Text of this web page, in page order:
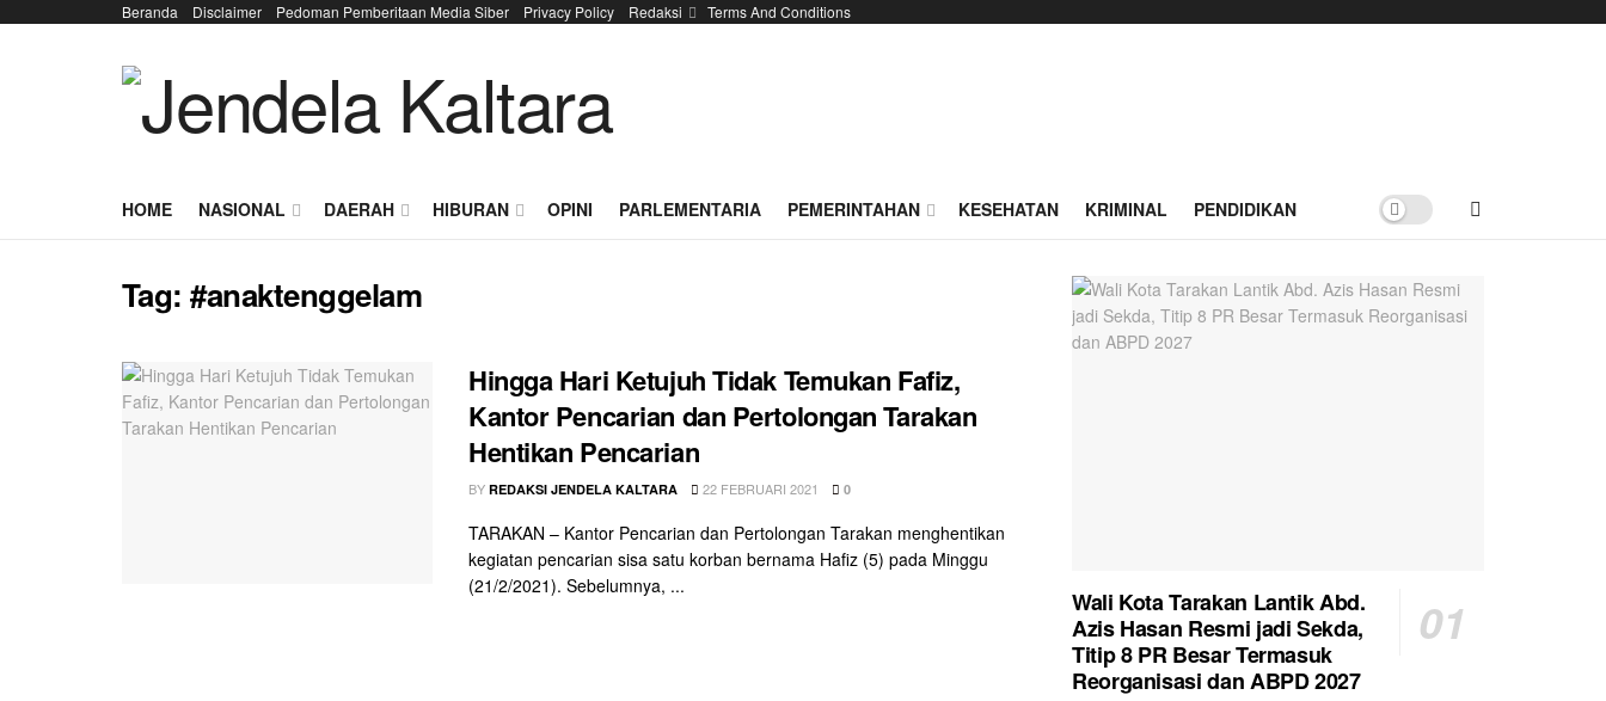
Beranda Disclaimer Pedoman Pemberitaan Media Siber Privacy Policy Redaksi Terms And Conditions
HOME NASIONAL DAERAH HIBURAN OPINI PARLEMENTARIA PEMERINTAHAN KESEHATAN KRIMINAL PENDIDIKAN
Tag:#anaktenggelam
Hingga Hari Ketujuh Tidak Temukan Fafiz,
Kantor Pencarian dan Pertolongan Tarakan
Hentikan Pencarian
BY REDAKSI JENDELA KALTARA 22 FEBRUARI 2021 0
TARAKAN – Kantor Pencarian dan Pertolongan Tarakan menghentikan
kegiatan pencarian sisa satu korban bernama Hafiz (5) pada Minggu
(21/2/2021). Sebelumnya, ...
Wali Kota Tarakan Lantik Abd.
Azis Hasan Resmi jadi Sekda,
Titip 8 PR Besar Termasuk
Reorganisasi dan ABPD 2027